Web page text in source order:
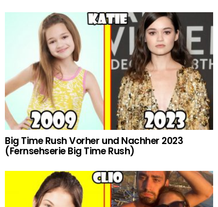
Big Time Rush Vorher und Nachher 2023
(Fernsehserie Big Time Rush)